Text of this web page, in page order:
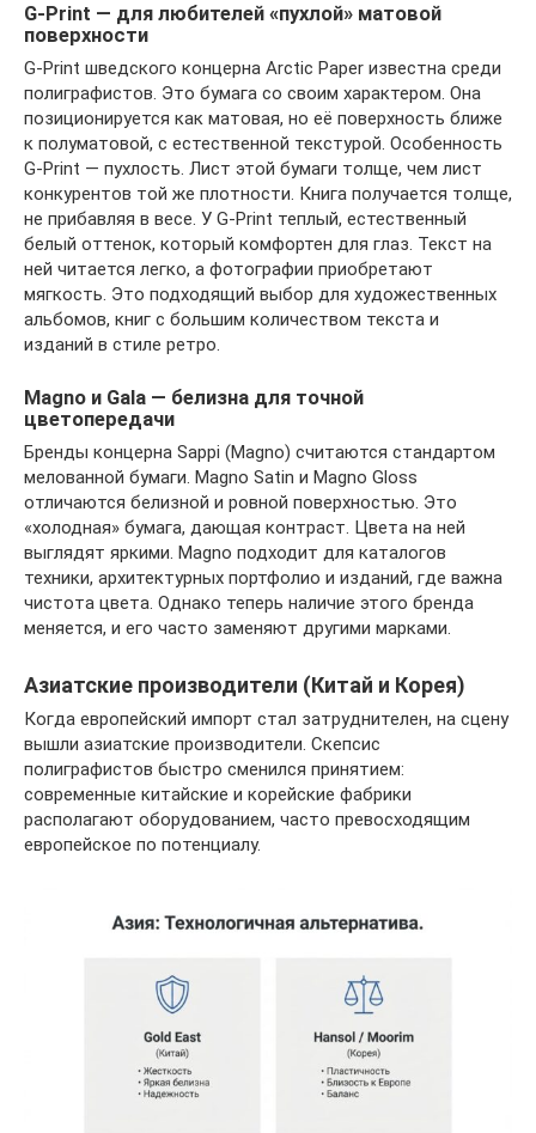
G-Print — для любителей «пухлой» матовой
поверхности
G-Print шведского концерна Arctic Paper известна среди
полиграфистов. Это бумага со своим характером. Она
позиционируется как матовая, но её поверхность ближе
к полуматовой, с естественной текстурой. Особенность
G-Print — пухлость. Лист этой бумаги толще, чем лист
конкурентов той же плотности. Книга получается толще,
не прибавляя в весе. У G-Print теплый, естественный
белый оттенок, который комфортен для глаз. Текст на
ней читается легко, а фотографии приобретают
мягкость. Это подходящий выбор для художественных
альбомов, книг с большим количеством текста и
изданий в стиле ретро.
Magno и Gala — белизна для точной
цветопередачи
Бренды концерна Sappi (Magno) считаются стандартом
мелованной бумаги. Magno Satin и Magno Gloss
отличаются белизной и ровной поверхностью. Это
«холодная» бумага, дающая контраст. Цвета на ней
выглядят яркими. Magno подходит для каталогов
техники, архитектурных портфолио и изданий, где важна
чистота цвета. Однако теперь наличие этого бренда
меняется, и его часто заменяют другими марками.
Азиатские производители (Китай и Корея)
Когда европейский импорт стал затруднителен, на сцену
вышли азиатские производители. Скепсис
полиграфистов быстро сменился принятием:
современные китайские и корейские фабрики
располагают оборудованием, часто превосходящим
европейское по потенциалу.